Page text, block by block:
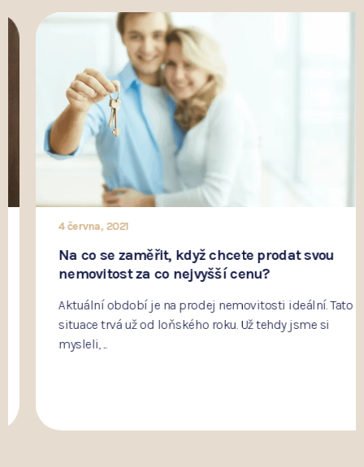
4 června, 2021
Na co se zaměřit, když chcete prodat svou
nemovitost za co nejvyšší cenu?
Aktuální období je na prodej nemovitosti ideální. Tato
situace trvá už od loňského roku. Už tehdy jsme si
mysleli, ...